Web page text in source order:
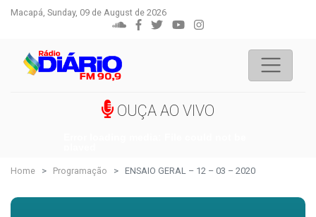
Macapá, Sunday, 09 de August de 2026
OUÇA AO VIVO
Home Programação ENSAIO GERAL – 12 – 03 – 2020